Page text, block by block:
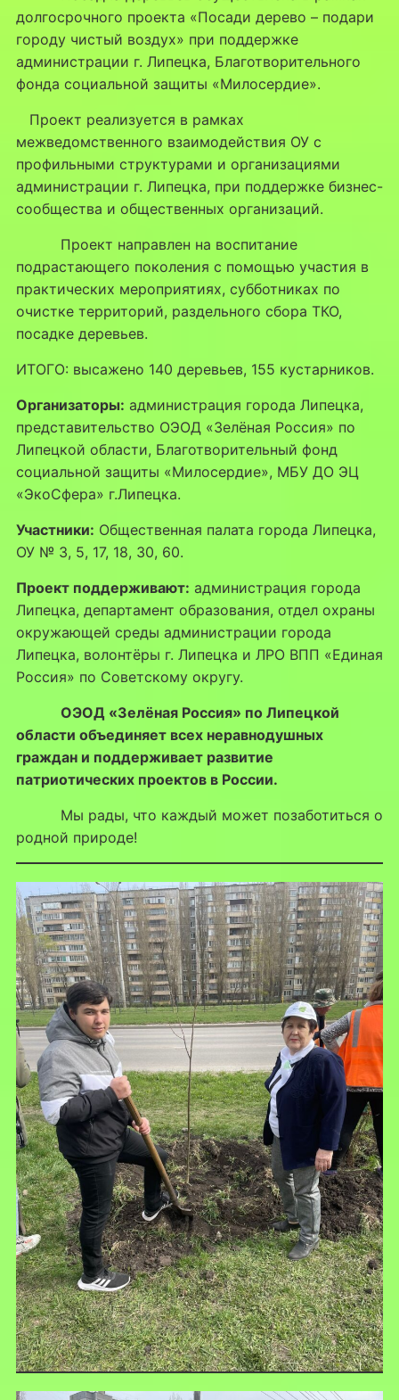
долгосрочного проекта «Посади дерево – подари
городу чистый воздух» при поддержке
администрации г. Липецка, Благотворительного
фонда социальной защиты «Милосердие».
Проект реализуется в рамках
межведомственного взаимодействия ОУ с
профильными структурами и организациями
администрации г. Липецка, при поддержке бизнес-
сообщества и общественных организаций.
Проект направлен на воспитание
подрастающего поколения с помощью участия в
практических мероприятиях, субботниках по
очистке территорий, раздельного сбора ТКО,
посадке деревьев.
ИТОГО: высажено 140 деревьев, 155 кустарников.
Организаторы: администрация города Липецка,
представительство ОЭОД «Зелёная Россия» по
Липецкой области, Благотворительный фонд
социальной защиты «Милосердие», МБУ ДО ЭЦ
«ЭкоСфера» г.Липецка.
Участники: Общественная палата города Липецка,
ОУ № 3, 5, 17, 18, 30, 60.
Проект поддерживают: администрация города
Липецка, департамент образования, отдел охраны
окружающей среды администрации города
Липецка, волонтёры г. Липецка и ЛРО ВПП «Единая
Россия» по Советскому округу.
ОЭОД «Зелёная Россия» по Липецкой
области объединяет всех неравнодушных
граждан и поддерживает развитие
патриотических проектов в России.
Мы рады, что каждый может позаботиться о
родной природе!